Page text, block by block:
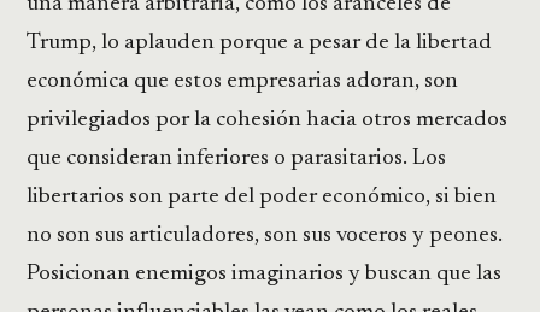
Trump, lo aplauden porque a pesar de la libertad
económica que estos empresarias adoran, son
privilegiados por la cohesión hacia otros mercados
que consideran inferiores o parasitarios. Los
libertarios son parte del poder económico, si bien
no son sus articuladores, son sus voceros y peones.
Posicionan enemigos imaginarios y buscan que las